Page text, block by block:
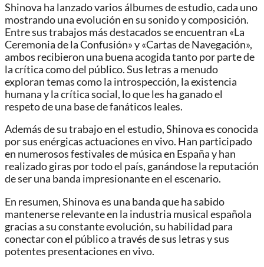
Shinova ha lanzado varios álbumes de estudio, cada uno
mostrando una evolución en su sonido y composición.
Entre sus trabajos más destacados se encuentran «La
Ceremonia de la Confusión» y «Cartas de Navegación»,
ambos recibieron una buena acogida tanto por parte de
la crítica como del público. Sus letras a menudo
exploran temas como la introspección, la existencia
humana y la crítica social, lo que les ha ganado el
respeto de una base de fanáticos leales.
Además de su trabajo en el estudio, Shinova es conocida
por sus enérgicas actuaciones en vivo. Han participado
en numerosos festivales de música en España y han
realizado giras por todo el país, ganándose la reputación
de ser una banda impresionante en el escenario.
En resumen, Shinova es una banda que ha sabido
mantenerse relevante en la industria musical española
gracias a su constante evolución, su habilidad para
conectar con el público a través de sus letras y sus
potentes presentaciones en vivo.